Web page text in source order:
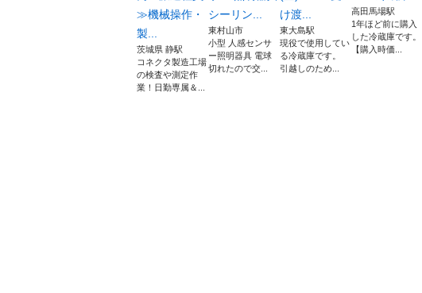
≫機械操作・
製...
茨城県 静駅
コネクタ製造工場
の検査や測定作
業！日勤専属＆...
シーリン...
東村山市
小型 人感センサ
ー照明器具 電球
切れたので交...
け渡...
東大島駅
現役で使用してい
る冷蔵庫です。
引越しのため...
高田馬場駅
1年ほど前に購入
した冷蔵庫です。
【購入時価...